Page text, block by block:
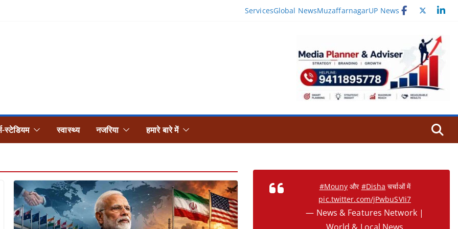
ServicesGlobal NewsMuzaffarnagarUP News
स्टेडियम स्वास्थ्य नजरिया हमारे बारे में
#Mouny और #Disha चर्चाओं में
pic.twitter.com/jPwbuSVIi7
— News & Features Network |